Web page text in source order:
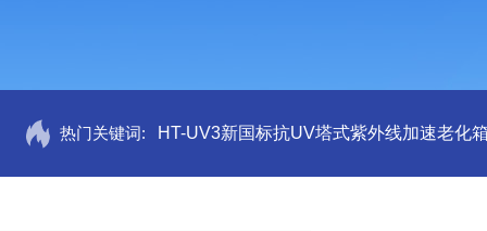
热门关键词: HT-UV3新国标抗UV塔式紫外线加速老化